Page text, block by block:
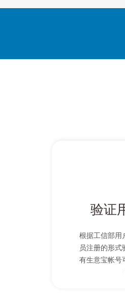
验证
根据工信部用
员注册的形式
有生意宝帐号